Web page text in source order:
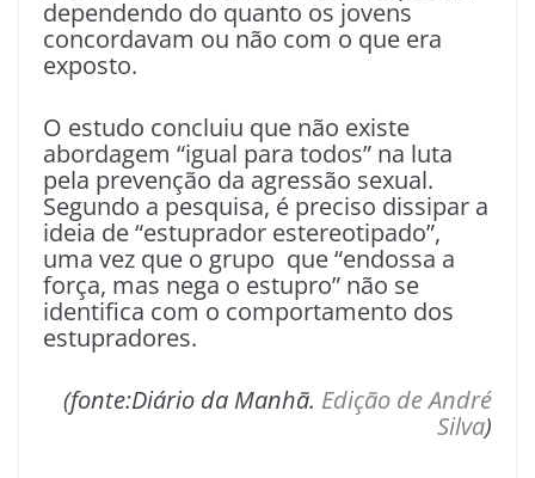
dependendo do quanto os jovens
concordavam ou não com o que era
exposto.
O estudo concluiu que não existe
abordagem “igual para todos” na luta
pela prevenção da agressão sexual.
Segundo a pesquisa, é preciso dissipar a
ideia de “estuprador estereotipado”,
uma vez que o grupo que “endossa a
força, mas nega o estupro” não se
identifica com o comportamento dos
estupradores.
(fonte:Diário da Manhã. Edição de André
Silva)